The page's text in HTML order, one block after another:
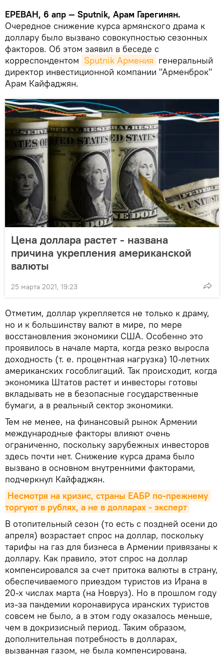
ЕРЕВАН, 6 апр — Sputnik, Арам Гарегинян.
Очередное снижение курса армянского драма к
доллару было вызвано совокупностью сезонных
факторов. Об этом заявил в беседе с
корреспондентом Sputnik Армения генеральный
директор инвестиционной компании "Арменброк"
Арам Кайфаджян.
Цена доллара растет - названа
причина укрепления американской
валюты
25 марта 2021, 19:23
Отметим, доллар укрепляется не только к драму,
но и к большинству валют в мире, по мере
восстановления экономики США. Особенно это
проявилось в начале марта, когда резко выросла
доходность (т. е. процентная нагрузка) 10-летних
американских гособлигаций. Так происходит, когда
экономика Штатов растет и инвесторы готовы
вкладывать не в безопасные государственные
бумаги, а в реальный сектор экономики.
Тем не менее, на финансовый рынок Армении
международные факторы влияют очень
ограниченно, поскольку зарубежных инвесторов
здесь почти нет. Снижение курса драма было
вызвано в основном внутренними факторами,
подчеркнул Кайфаджян.
Несмотря на кризис, страны ЕАБР по-прежнему
торгуют в рублях, а не в долларах - эксперт
В отопительный сезон (то есть с поздней осени до
апреля) возрастает спрос на доллар, поскольку
тарифы на газ для бизнеса в Армении привязаны к
доллару. Как правило, этот спрос на доллар
компенсировался за счет притока валюты в страну,
обеспечиваемого приездом туристов из Ирана в
20-х числах марта (на Новруз). Но в прошлом году
из-за пандемии коронавируса иранских туристов
совсем не было, а в этом году оказалось меньше,
чем в докризисный период. Таким образом,
дополнительная потребность в долларах,
вызванная газом, не была компенсирована.